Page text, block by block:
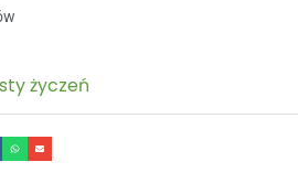
życzeń